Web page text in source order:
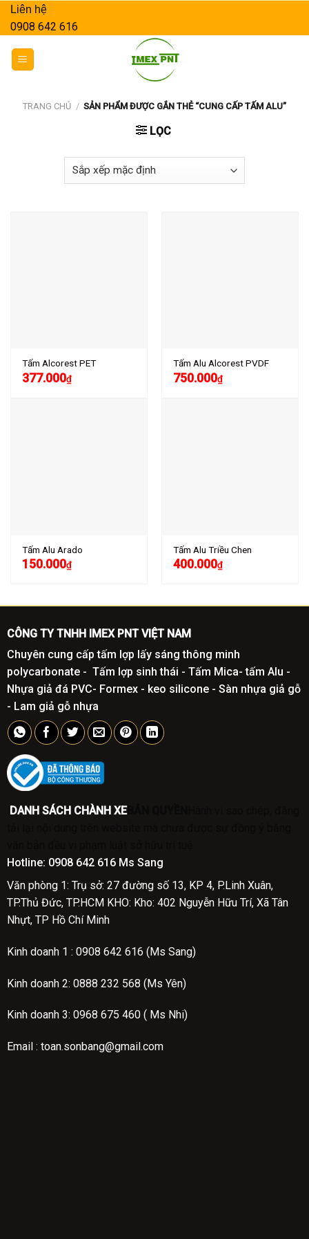
SkipLiên hệ
0908 642 616
TRANG CHỦ / SẢN PHẨM ĐƯỢC GẮN THẺ “CUNG CẤP TẤM ALU”
LỌC
Tấm Alcorest PET
377.000₫
Tấm Alu Alcorest PVDF
750.000₫
Tấm Alu Arado
150.000₫
Tấm Alu Triều Chen
400.000₫
CÔNG TY TNHH IMEX PNT VIỆT NAM
Chuyên cung cấp tấm lợp lấy sáng thông minh
polycarbonate - Tấm lợp sinh thái - Tấm Mica- tấm Alu -
Nhựa giả đá PVC- Formex - keo silicone - Sàn nhựa giả gỗ
- Lam giả gỗ nhựa
DANH SÁCH CHÀNH XEBẢN QUYỀN
Hotline: 0908 642 616 Ms Sang
Văn phòng 1: Trụ sở: 27 đường số 13, KP 4, P.Linh Xuân,
TP.Thủ Đức, TP.HCM KHO: Kho: 402 Nguyễn Hữu Trí, Xã Tân
Nhựt, TP Hồ Chí Minh
Kinh doanh 1 : 0908 642 616 (Ms Sang)
Kinh doanh 2: 0888 232 568 (Ms Yên)
Kinh doanh 3: 0968 675 460 ( Ms Nhi)
Email : toan.sonbang@gmail.com